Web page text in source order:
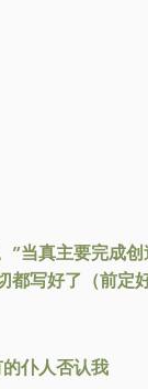
当真主要完成
都写好了（前定
仆人否认我